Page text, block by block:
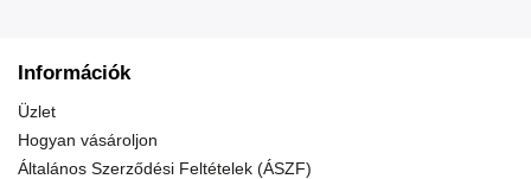
Információk
Üzlet
Hogyan vásároljon
Általános Szerződési Feltételek (ÁSZF)